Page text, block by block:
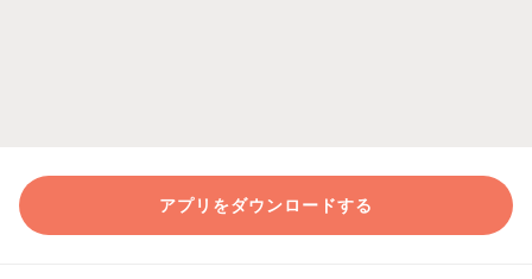
アプリをダウンロードする